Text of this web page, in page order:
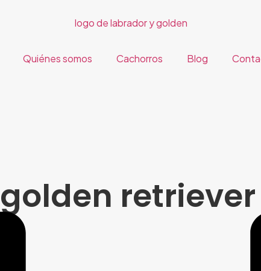
Quiénes somos Cachorros Blog
retriever